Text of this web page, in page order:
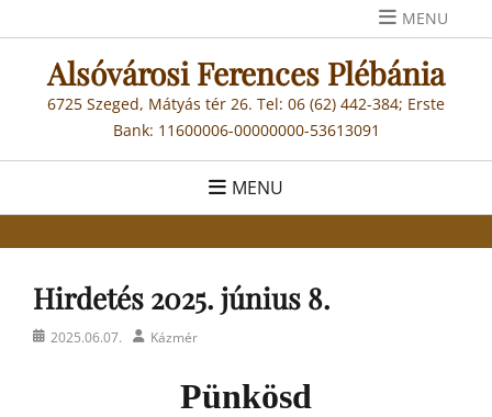
to
content
MENU
Alsóvárosi Ferences Plébánia
6725 Szeged, Mátyás tér 26. Tel: 06 (62) 442-384; Erste
Bank: 11600006-00000000-53613091
MENU
Hirdetés 2025. június 8.
Posted2025.06.07. AuthorKázmér
Pünkösd